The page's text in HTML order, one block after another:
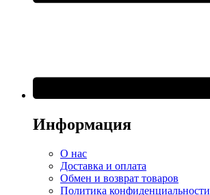
Информация
О нас
Доставка и оплата
Обмен и возврат товаров
Политика конфиденциальности